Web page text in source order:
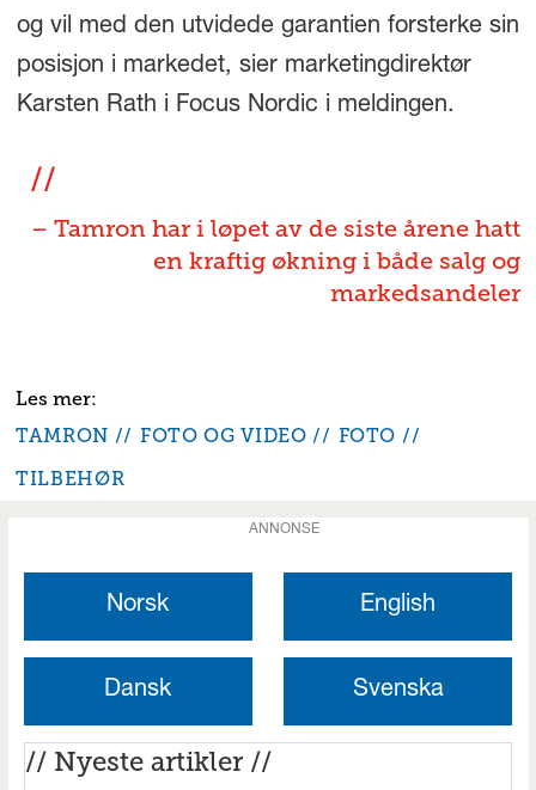
og vil med den utvidede garantien forsterke sin
posisjon i markedet, sier marketingdirektør
Karsten Rath i Focus Nordic i meldingen.
– Tamron har i løpet av de siste årene hatt
en kraftig økning i både salg og
markedsandeler
TAMRON FOTO OG VIDEO
FOTO
TILBEHØR
ANNONSE
Norsk English
Dansk Svenska
// Nyeste artikler //